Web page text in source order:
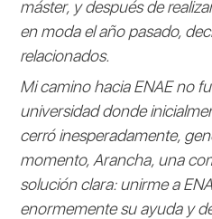
máster, y después de
en moda el año pasado,
relacionados.
Mi camino hacia ENAE no
universidad donde
cerró inesperadamente,
momento, Arancha, una
solución clara: unirme a
enormemente su ayuda y